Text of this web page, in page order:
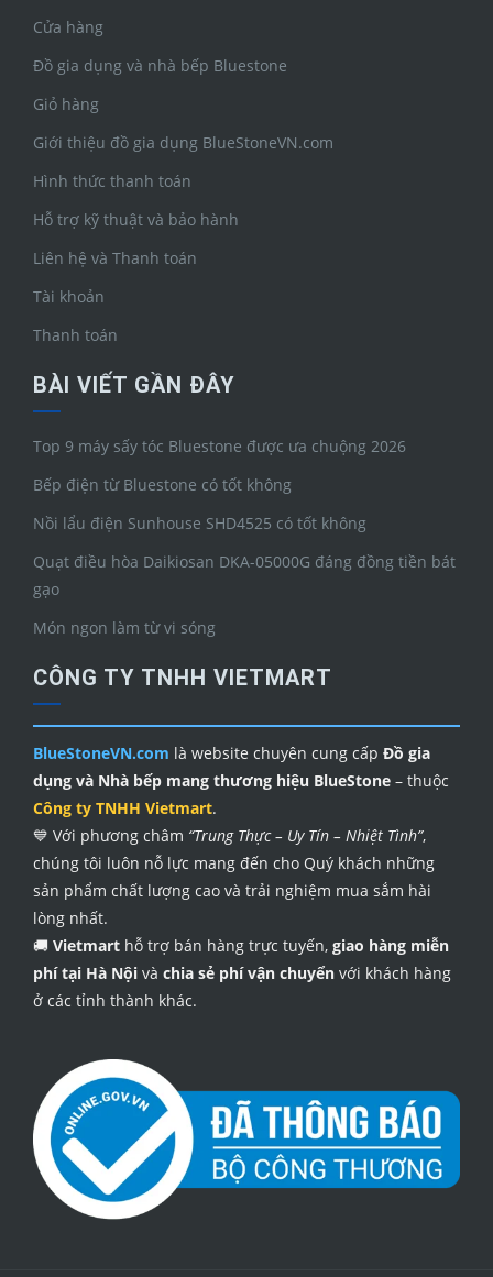
Cửa hàng
Đồ gia dụng và nhà bếp Bluestone
Giỏ hàng
Giới thiệu đồ gia dụng BlueStoneVN.com
Hình thức thanh toán
Hỗ trợ kỹ thuật và bảo hành
Liên hệ và Thanh toán
Tài khoản
Thanh toán
BÀI VIẾT GẦN ĐÂY
Top 9 máy sấy tóc Bluestone được ưa chuộng 2026
Bếp điện từ Bluestone có tốt không
Nồi lẩu điện Sunhouse SHD4525 có tốt không
Quạt điều hòa Daikiosan DKA-05000G đáng đồng tiền bát
gạo
Món ngon làm từ vi sóng
CÔNG TY TNHH VIETMART
BlueStoneVN.com là website chuyên cung cấp Đồ gia
dụng và Nhà bếp mang thương hiệu BlueStone – thuộc
Công ty TNHH Vietmart.
💙 Với phương châm “Trung Thực – Uy Tín – Nhiệt Tình”,
chúng tôi luôn nỗ lực mang đến cho Quý khách những
sản phẩm chất lượng cao và trải nghiệm mua sắm hài
lòng nhất.
🚚 Vietmart hỗ trợ bán hàng trực tuyến, giao hàng miễn
phí tại Hà Nội và chia sẻ phí vận chuyển với khách hàng
ở các tỉnh thành khác.